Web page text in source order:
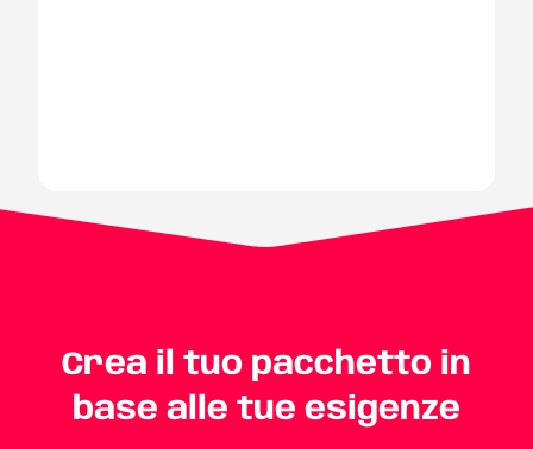
Crea il tuo pacchetto in
base alle tue esigenze